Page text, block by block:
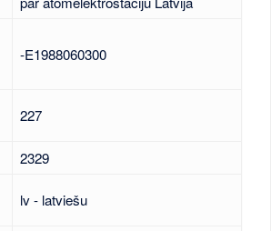
-E1988060300
227
2329
lv - latviešu